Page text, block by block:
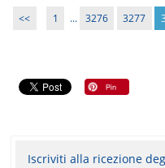
<< 1 ... 3276 3277
Iscriviti alla ricezione